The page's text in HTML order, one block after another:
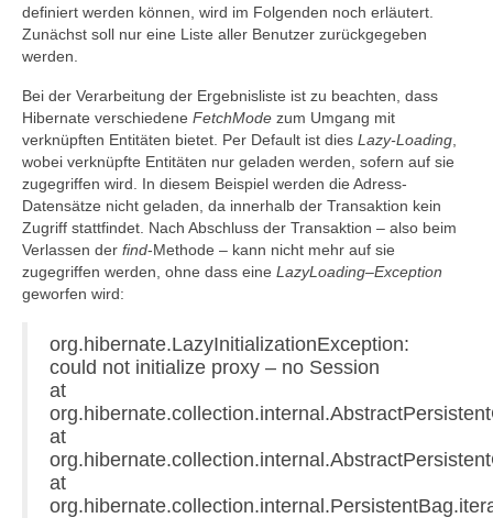
definiert werden können, wird im Folgenden noch erläutert.
Zunächst soll nur eine Liste aller Benutzer zurückgegeben
werden.
Bei der Verarbeitung der Ergebnisliste ist zu beachten, dass
Hibernate verschiedene FetchMode zum Umgang mit
verknüpften Entitäten bietet. Per Default ist dies Lazy-Loading
wobei verknüpfte Entitäten nur geladen werden, sofern auf sie
zugegriffen wird. In diesem Beispiel werden die Adress-
Datensätze nicht geladen, da innerhalb der Transaktion kein
Zugriff stattfindet. Nach Abschluss der Transaktion – also beim
Verlassen der find-Methode – kann nicht mehr auf sie
zugegriffen werden, ohne dass eine LazyLoading–Exception
geworfen wird:
org.hibernate.LazyInitializationException:
could not initialize proxy – no Session
at
at
at